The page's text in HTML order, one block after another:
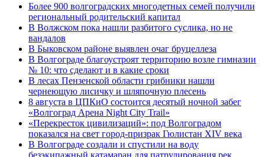
Более 900 волгоградских многодетных семей получили
региональный родительский капитал
В Волжском пока нашли разбитого суслика, но не
вандалов
В Быковском районе выявлен очаг бруцеллеза
В Волгограде благоустроят территорию возле гимназии
№ 10: что сделают и в какие сроки
В лесах Пензенской области грибники нашли
чернеющую лисичку и шляпочную плесень
8 августа в ЦПКиО состоится десятый ночной забег
«Волгоград Арена Night City Trail»
«Перекресток цивилизаций»: под Волгоградом
показался на свет город-призрак Гюлистан XIV века
В Волгограде создали и спустили на воду
безэкипажный катамаран для патрулирования рек